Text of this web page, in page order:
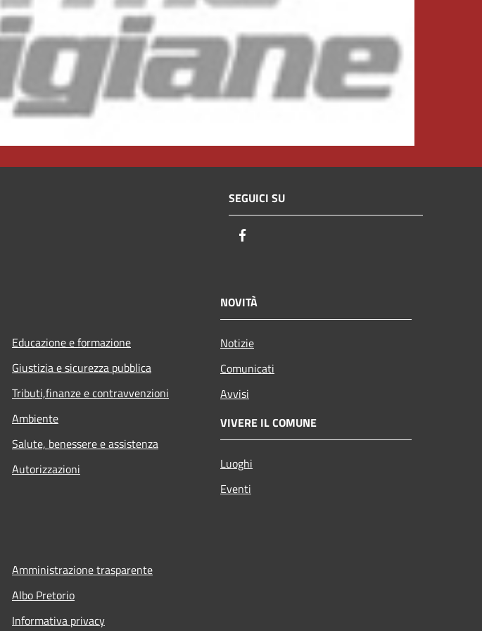
SEGUICI SU
Educazione e formazione
Giustizia e sicurezza pubblica
Tributi,finanze e contravvenzioni
Ambiente
Salute, benessere e assistenza
Autorizzazioni
NOVITÀ
Notizie
Comunicati
Avvisi
VIVERE IL COMUNE
Luoghi
Eventi
Amministrazione trasparente
Albo Pretorio
Informativa privacy